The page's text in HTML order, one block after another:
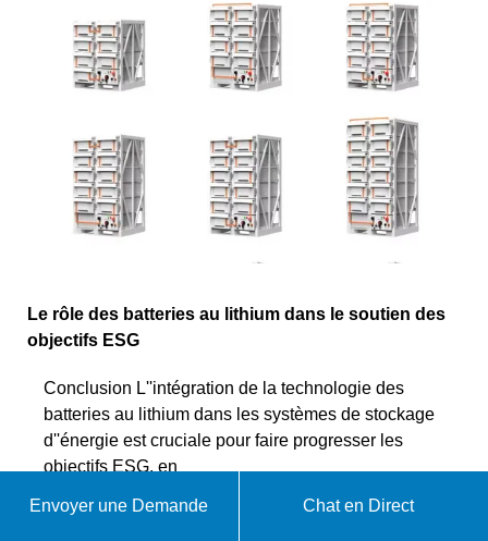
Le rôle des batteries au lithium dans le soutien des
objectifs ESG
Conclusion L''intégration de la technologie des
batteries au lithium dans les systèmes de stockage
d''énergie est cruciale pour faire progresser les
objectifs ESG, en
WhatsApp
Envoyer une Demande Chat en Direct